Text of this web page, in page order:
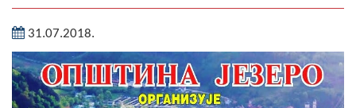
Фотогалерија
НАЧЕЛНИК
31.07.2018.